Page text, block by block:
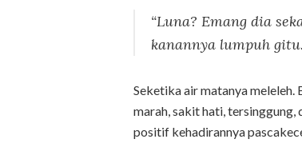
“Luna? Emang dia
kanannya lumpuh
Seketika air matanya
marah, sakit hati, tersinggung,
positif kehadirannya